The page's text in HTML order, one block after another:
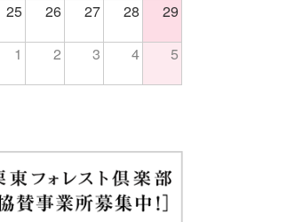
25 26 27 28 29
1 2 3 4 5